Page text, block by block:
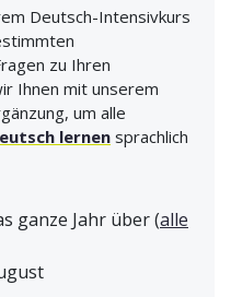
Deutsch-Intensivkurs
zu Ihren
Ihnen mit unserem
um alle
lernen sprachlich
ganze Jahr über (alle